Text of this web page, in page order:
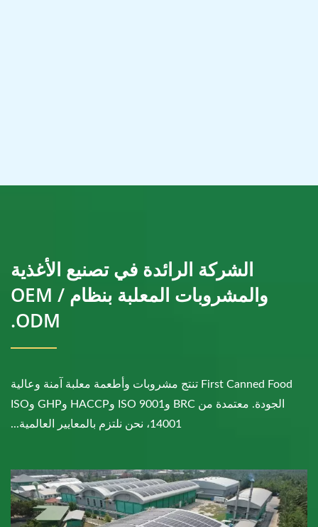
الشركة الرائدة في تصنيع الأغذية
والمشروبات المعلبة بنظام OEM /
ODM.
First Canned Food تنتج مشروبات وأطعمة معلبة آمنة وعالية
الجودة. معتمدة من BRC وISO 9001 وHACCP وGHP وISO
14001، نحن نلتزم بالمعايير العالمية...